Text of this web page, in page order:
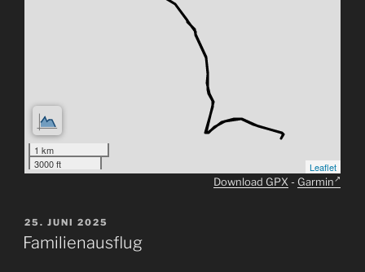
1 km
3000 ft
Leaflet
Download GPX - Garmin
VERÖFFENTLICHT
AM
25. JUNI 2025
Familienausflug